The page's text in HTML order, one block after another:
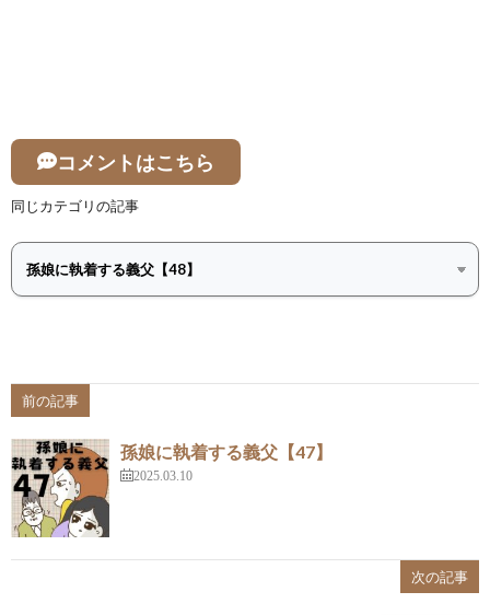
コメントはこちら
同じカテゴリの記事
前の記事
孫娘に執着する義父【47】
2025.03.10
次の記事